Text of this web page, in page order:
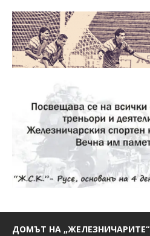
ДОМЪТ НА „ЖЕЛЕЗНИЧАРИТЕ“